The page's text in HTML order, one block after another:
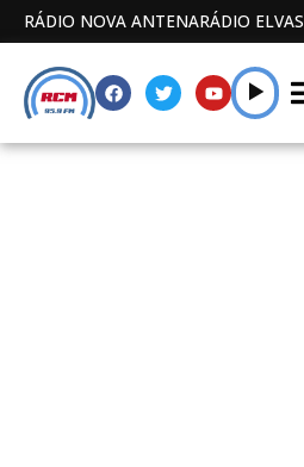
RÁDIO NOVA ANTENARÁDIO ELVAS